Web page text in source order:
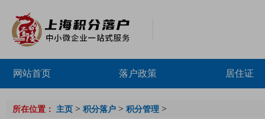
网站首页 落户政策 居住证
所在位置： 主页 > 积分落户 > 积分管理 >